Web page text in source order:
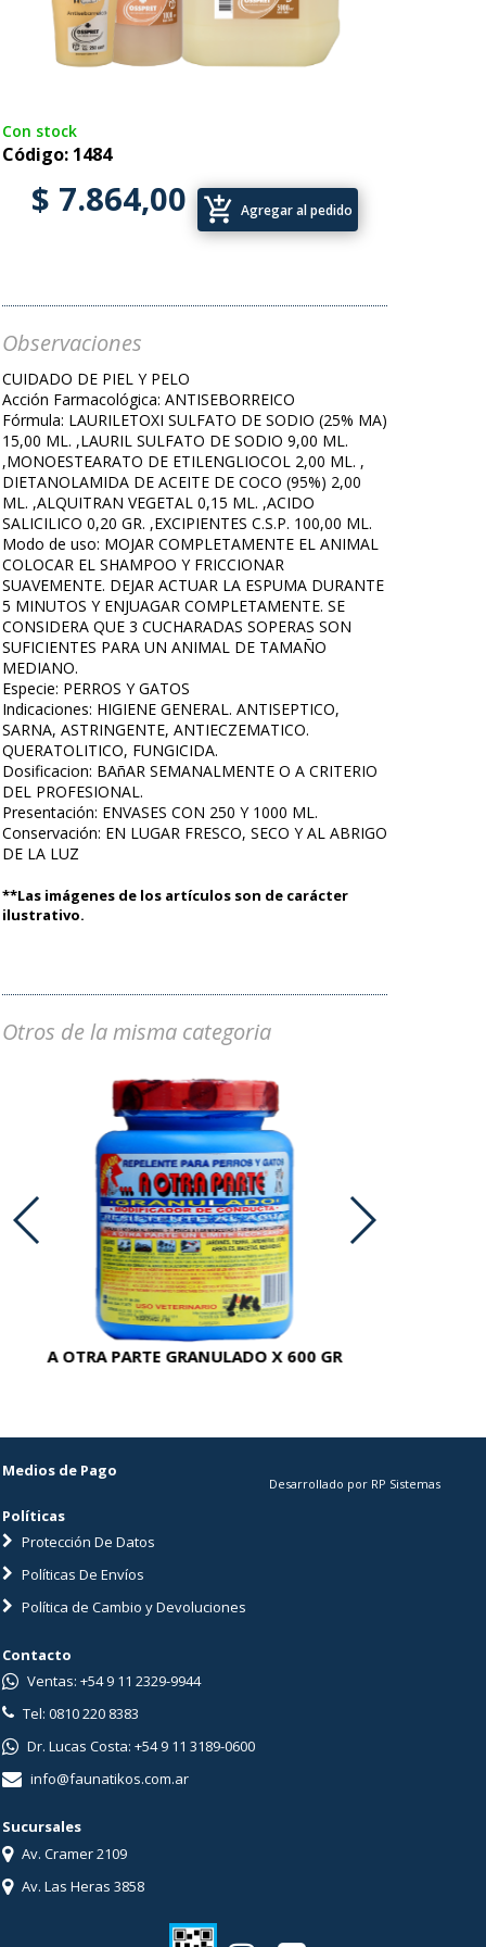
Con stock
Código: 1484
$ 7.864,00 add_shopping_cart Agregar al pedido
Observaciones
CUIDADO DE PIEL Y PELO
Acción Farmacológica: ANTISEBORREICO
Fórmula: LAURILETOXI SULFATO DE SODIO (25% MA)
15,00 ML. ,LAURIL SULFATO DE SODIO 9,00 ML.
,MONOESTEARATO DE ETILENGLIOCOL 2,00 ML. ,
DIETANOLAMIDA DE ACEITE DE COCO (95%) 2,00
ML. ,ALQUITRAN VEGETAL 0,15 ML. ,ACIDO
SALICILICO 0,20 GR. ,EXCIPIENTES C.S.P. 100,00 ML.
Modo de uso: MOJAR COMPLETAMENTE EL ANIMAL
COLOCAR EL SHAMPOO Y FRICCIONAR
SUAVEMENTE. DEJAR ACTUAR LA ESPUMA DURANTE
5 MINUTOS Y ENJUAGAR COMPLETAMENTE. SE
CONSIDERA QUE 3 CUCHARADAS SOPERAS SON
SUFICIENTES PARA UN ANIMAL DE TAMAÑO
MEDIANO.
Especie: PERROS Y GATOS
Indicaciones: HIGIENE GENERAL. ANTISEPTICO,
SARNA, ASTRINGENTE, ANTIECZEMATICO.
QUERATOLITICO, FUNGICIDA.
Dosificacion: BAñAR SEMANALMENTE O A CRITERIO
DEL PROFESIONAL.
Presentación: ENVASES CON 250 Y 1000 ML.
Conservación: EN LUGAR FRESCO, SECO Y AL ABRIGO
DE LA LUZ
**Las imágenes de los artículos son de carácter
ilustrativo.
Otros de la misma categoria
A OTRA PARTE GRANULADO X 600 GR
Medios de Pago
Políticas
Protección De Datos
Políticas De Envíos
Política de Cambio y Devoluciones
Desarrollado por RP Sistemas
Contacto
Ventas: +54 9 11 2329-9944
Tel: 0810 220 8383
Dr. Lucas Costa: +54 9 11 3189-0600
info@faunatikos.com.ar
Sucursales
Av. Cramer 2109
Av. Las Heras 3858